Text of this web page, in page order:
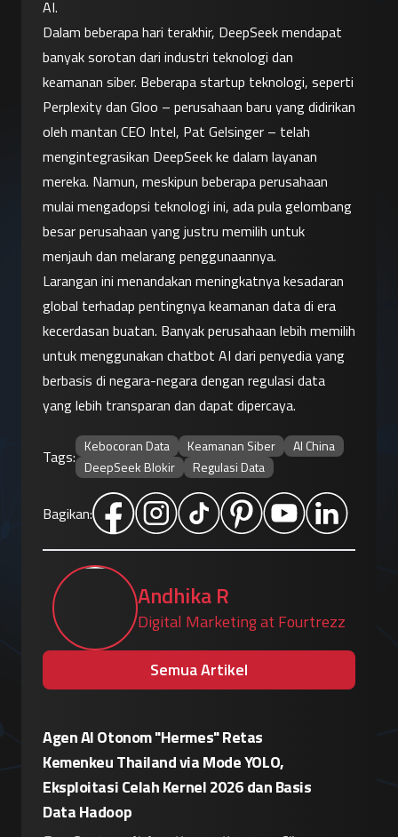
AI.
Dalam beberapa hari terakhir, DeepSeek mendapat
banyak sorotan dari industri teknologi dan
keamanan siber. Beberapa startup teknologi, seperti
Perplexity dan Gloo – perusahaan baru yang didirikan
oleh mantan CEO Intel, Pat Gelsinger – telah
mengintegrasikan DeepSeek ke dalam layanan
mereka. Namun, meskipun beberapa perusahaan
mulai mengadopsi teknologi ini, ada pula gelombang
besar perusahaan yang justru memilih untuk
menjauh dan melarang penggunaannya.
Larangan ini menandakan meningkatnya kesadaran
global terhadap pentingnya keamanan data di era
kecerdasan buatan. Banyak perusahaan lebih memilih
untuk menggunakan chatbot AI dari penyedia yang
berbasis di negara-negara dengan regulasi data
yang lebih transparan dan dapat dipercaya.
Tags:
Kebocoran Data Keamanan Siber
AI China
DeepSeek Blokir
Regulasi Data
Bagikan:
Andhika R
Digital Marketing at Fourtrezz
Semua Artikel
Patroli Siber Polda Metro Jaya Netralisir
Kampanye Disinformasi Hoaks di TikTok
Jelang 17 Agustus
Tags:Disinformasi TikTok
Hoaks, Risiko Digital, Reputasi Merek